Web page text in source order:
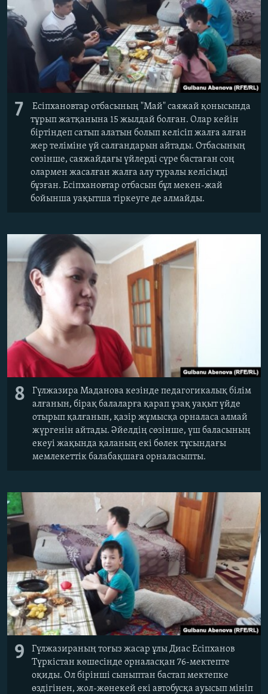
7
Есіпхановтар отбасының "Май" саяжай қонысында
тұрып жатқанына 15 жылдай болған. Олар кейін
біртіндеп сатып алатын болып келісіп жалға алған
жер теліміне үй салғандарын айтады. Отбасының
сөзінше, саяжайдағы үйлерді сүре бастаған соң
олармен жасалған жалға алу туралы келісімді
бұзған. Есіпхановтар отбасын бұл мекен-жай
бойынша уақытша тіркеуге де алмайды.
8
Гүлжазира Маданова кезінде педагогикалық білім
алғанын, бірақ балаларға қарап ұзақ уақыт үйде
отырып қалғанын, қазір жұмысқа орналаса алмай
жүргенін айтады. Әйелдің сөзінше, үш баласының
екеуі жақында қаланың екі бөлек тұсындағы
мемлекеттік балабақшаға орналасыпты.
9
Гүлжазираның тоғыз жасар ұлы Диас Есіпханов
Түркістан көшесінде орналасқан 76-мектепте
оқиды. Ол бірінші сыныптан бастап мектепке
өздігінен, жол-жөнекей екі автобусқа ауысып мініп